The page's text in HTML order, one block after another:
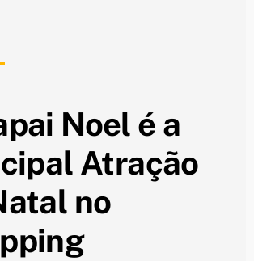
Noel é a
Atração
no